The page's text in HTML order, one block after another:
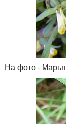
На фото -